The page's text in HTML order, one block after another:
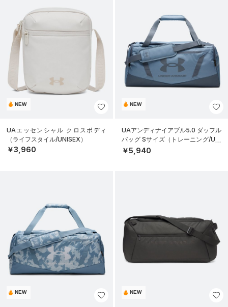
NEW
UAエッセンシャル クロスボディ
（ライフスタイル/UNISEX）
￥3,960
NEW
UAアンディナイアブル5.0 ダッフル
バッグ Sサイズ（トレーニング/UNI
SEX）
￥5,940
NEW NEW